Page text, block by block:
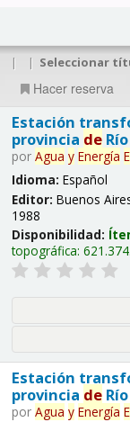
| | Seleccionar
Hacer reserva
Estación
provincia de
por Agua y Energía
Idioma: Español
Editor: Buenos
1988
Disponibilidad:
topográfica:
Estación
provincia de
por Agua y Energía